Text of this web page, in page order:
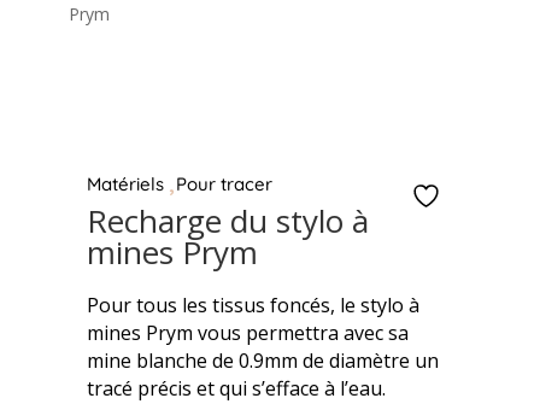
Prym
Matériels Pour tracer
Recharge du stylo à
mines Prym
Pour tous les tissus foncés, le stylo à
mines Prym vous permettra avec sa
mine blanche de 0.9mm de diamètre un
tracé précis et qui s’efface à l’eau.